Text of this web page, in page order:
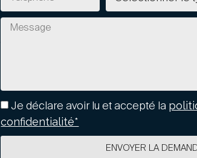
Je déclare avoir lu et accepté la
confidentialité*
ENVOYER LA